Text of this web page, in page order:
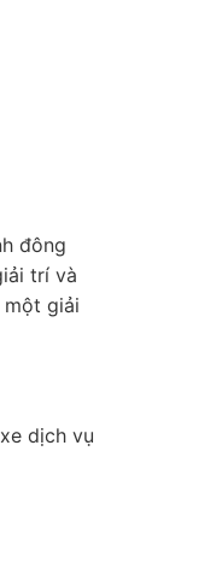
đông
trí và
một giải
dịch vụ